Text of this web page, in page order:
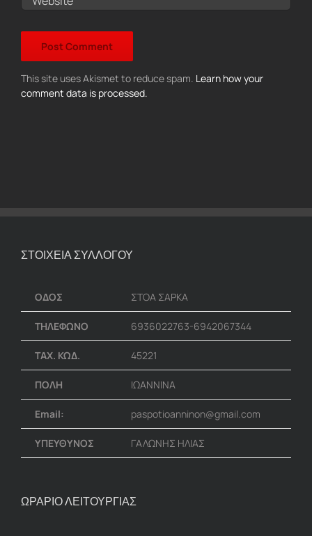
This site uses Akismet to reduce spam. Learn how your
comment data is processed.
ΣΤΟΙΧΕΙΑ ΣΥΛΛΟΓΟΥ
ΟΔΟΣ ΣΤΟΑ ΣΑΡΚΑ
ΤΗΛΕΦΩΝΟ 6936022763-6942067344
ΤΑΧ. ΚΩΔ. 45221
ΠΟΛΗ ΙΩΑΝΝΙΝΑ
Email: paspotioanninon@gmail.com
ΥΠΕΥΘΥΝΟΣ ΓΑΛΩΝΗΣ ΗΛΙΑΣ
ΩΡΑΡΙΟ ΛΕΙΤΟΥΡΓΙΑΣ